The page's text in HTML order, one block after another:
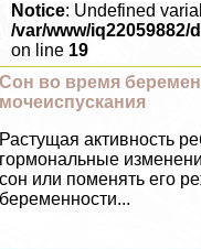
Notice: Undefined
/var/www/
on line 19
Сон во время
мочеиспускания
Растущая активность
гормональные
сон или поменять его
беременности...